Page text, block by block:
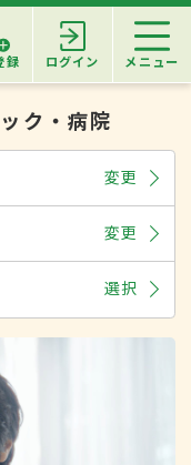
録 ログイン メニュー
ク・病院
変更
変更
選択